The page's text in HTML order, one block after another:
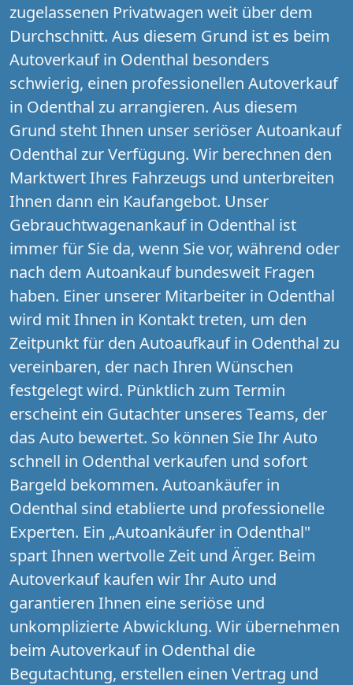
zugelassenen Privatwagen weit über dem
Durchschnitt. Aus diesem Grund ist es beim
Autoverkauf in Odenthal besonders
schwierig, einen professionellen Autoverkauf
in Odenthal zu arrangieren. Aus diesem
Grund steht Ihnen unser seriöser Autoankauf
Odenthal zur Verfügung. Wir berechnen den
Marktwert Ihres Fahrzeugs und unterbreiten
Ihnen dann ein Kaufangebot. Unser
Gebrauchtwagenankauf in Odenthal ist
immer für Sie da, wenn Sie vor, während oder
nach dem Autoankauf bundesweit Fragen
haben. Einer unserer Mitarbeiter in Odenthal
wird mit Ihnen in Kontakt treten, um den
Zeitpunkt für den Autoaufkauf in Odenthal zu
vereinbaren, der nach Ihren Wünschen
festgelegt wird. Pünktlich zum Termin
erscheint ein Gutachter unseres Teams, der
das Auto bewertet. So können Sie Ihr Auto
schnell in Odenthal verkaufen und sofort
Bargeld bekommen. Autoankäufer in
Odenthal sind etablierte und professionelle
Experten. Ein „Autoankäufer in Odenthal"
spart Ihnen wertvolle Zeit und Ärger. Beim
Autoverkauf kaufen wir Ihr Auto und
garantieren Ihnen eine seriöse und
unkomplizierte Abwicklung. Wir übernehmen
beim Autoverkauf in Odenthal die
Begutachtung, erstellen einen Vertrag und